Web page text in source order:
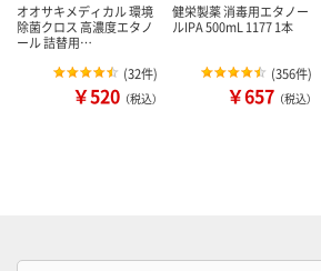
オオサキメディカル 環境
除菌クロス 高濃度エタノ
ール 詰替用…
(32件)
￥520 （税込）
健栄製薬 消毒用エタノー
ルIPA 500mL 1177 1本
(356件)
￥657 （税込）